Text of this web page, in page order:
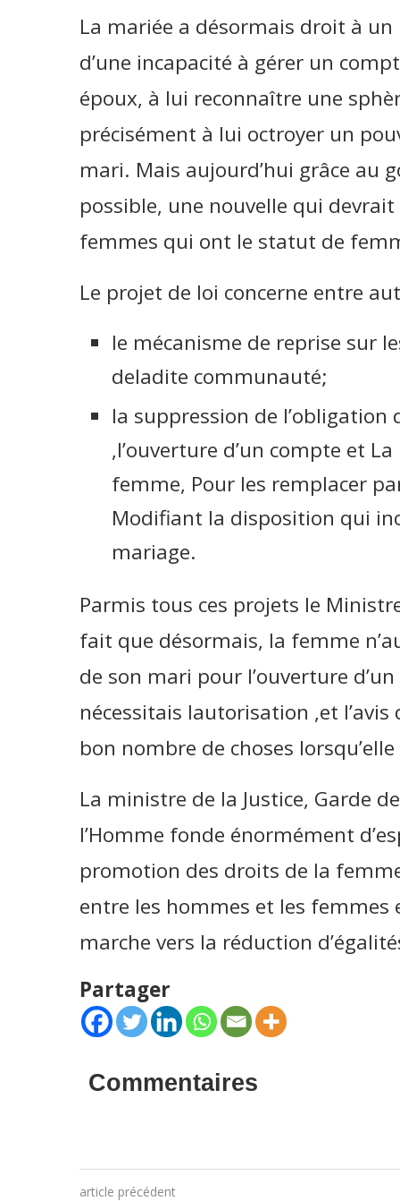
La mariée a désormais droit à
d’une incapacité à gérer un
époux, à lui reconnaître une
précisément à lui octroyer un
mari. Mais aujourd’hui grâce au
possible, une nouvelle qui
femmes qui ont le statut de
Le projet de loi concerne entre
le mécanisme de reprise sur
deladite communauté;
la suppression de
,l’ouverture d’un compte et
femme, Pour les remplacer
Modifiant la disposition qui
mariage.
Parmis tous ces projets le
fait que désormais, la femme
de son mari pour l’ouverture
nécessitais lautorisation ,et
bon nombre de choses
La ministre de la Justice, Garde
l’Homme fonde énormément
promotion des droits de la
entre les hommes et les femmes
marche vers la réduction
Partager
Commentaires
article précédent